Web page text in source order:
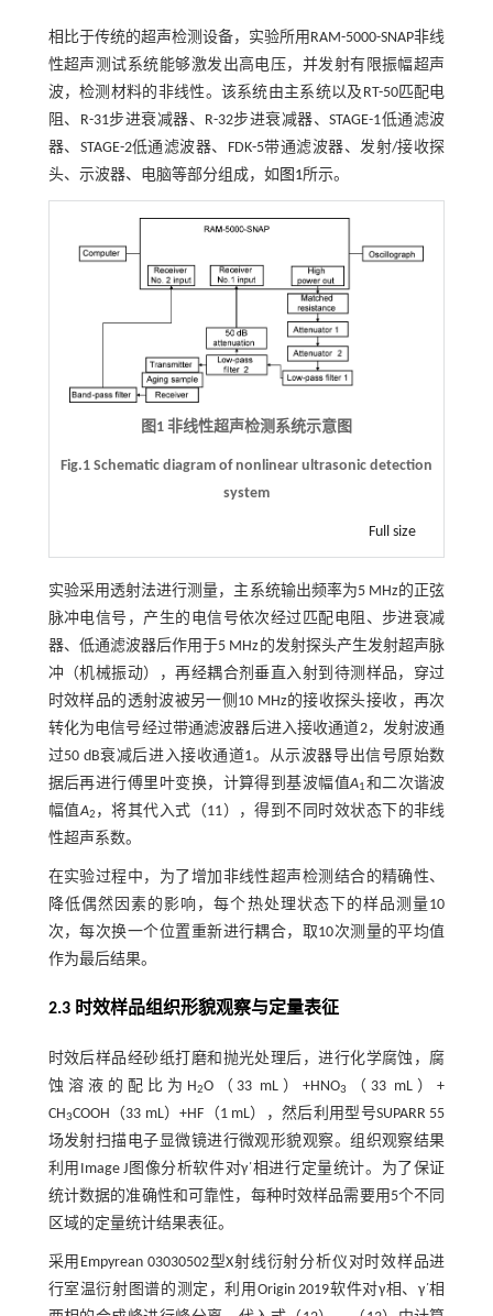
相比于传统的超声检测设备，实验所用RAM-5000-SNAP非线
性超声测试系统能够激发出高电压，并发射有限振幅超声
波，检测材料的非线性。该系统由主系统以及RT-50匹配电
阻、R-31步进衰减器、R-32步进衰减器、STAGE-1低通滤波
器、STAGE-2低通滤波器、FDK-5带通滤波器、发射/接收探
头、示波器、电脑等部分组成，如 图1所示。
图1 非线性超声检测系统示意图
Fig.1 Schematic diagram of nonlinear ultrasonic detection
system
Full size
实验采用透射法进行测量，主系统输出频率为5 MHz的正弦
脉冲电信号，产生的电信号依次经过匹配电阻、步进衰减
器、低通滤波器后作用于5 MHz的发射探头产生发射超声脉
冲（机械振动），再经耦合剂垂直入射到待测样品，穿过
时效样品的透射波被另一侧10 MHz的接收探头接收，再次
转化为电信号经过带通滤波器后进入接收通道2，发射波通
过50 dB衰减后进入接收通道1。从示波器导出信号原始数
据后再进行傅里叶变换，计算得到基波幅值A1和二次谐波
幅值A2 ，将其代入式（11）
，得到不同时效状态下的非线
性超声系数。
在实验过程中，为了增加非线性超声检测结合的精确性、
降低偶然因素的影响，每个热处理状态下的样品测量10
次，每次换一个位置重新进行耦合，取10次测量的平均值
作为最后结果。
2.3 时效样品组织形貌观察与定量表征
时效后样品经砂纸打磨和抛光处理后，进行化学腐蚀，腐
蚀溶液的配比为H2O（33 mL）+HNO3
（33 mL）+
CH3COOH（33 mL）+HF（1 mL），然后利用型号SUPARR 55
场发射扫描电子显微镜进行微观形貌观察。组织观察结果
利用Image J图像分析软件对γ΄相进行定量统计。为了保证
统计数据的准确性和可靠性，每种时效样品需要用5个不同
区域的定量统计结果表征。
采用Empyrean 03030502型X射线衍射分析仪对时效样品进
行室温衍射图谱的测定，利用Origin 2019软件对γ相、γ΄相